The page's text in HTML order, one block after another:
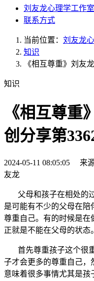
刘友龙心理学工作
联系方式
当前位置： 刘友龙
知识
《相互尊重》刘友
知识
《相互尊重
创分享第
2024-05-11 08:05:05 来
友龙
父母和孩子在相处的
是可能有不少的父母在
尊重自己。有的时候是在
正就是不能在父母的状态。
首先尊重孩子这个很重
子才会更多的尊重自己，
意味着很多事情尤其是